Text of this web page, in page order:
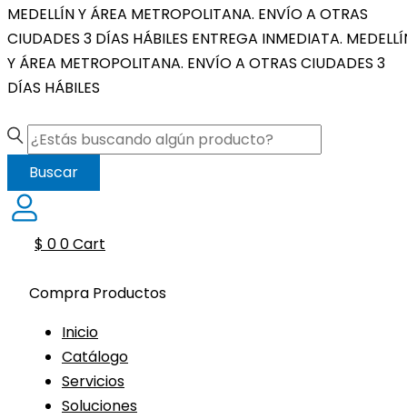
MEDELLÍN Y ÁREA METROPOLITANA. ENVÍO A OTRAS
CIUDADES 3 DÍAS HÁBILES ENTREGA INMEDIATA.
Y ÁREA METROPOLITANA. ENVÍO A OTRAS CIUDADES 3
DÍAS HÁBILES
Buscar
$ 00Cart
Compra Productos
Inicio
Catálogo
Servicios
Soluciones